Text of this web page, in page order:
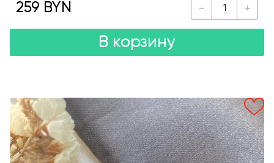
259 BYN
В корзину